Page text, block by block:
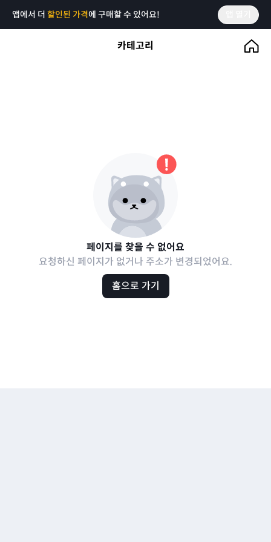
앱에서 더 할인된 가격에 구매할 수 있어요!
카테고리
페이지를 찾을 수 없어요
요청하신 페이지가 없거나 주소가 변경되었어요.
홈으로 가기